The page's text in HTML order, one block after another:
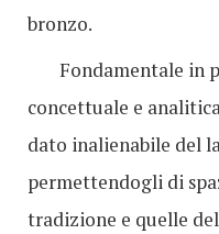
bronzo.
Fondamentale in
concettuale e
dato inalienabile del
permettendogli di
tradizione e quelle